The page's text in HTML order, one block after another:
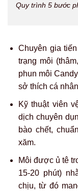
Quy trình 5 bước
Chuyên gia
trạng môi
phun môi
sở thích cá
Kỹ thuật viên
dịch chuyên
bào chết,
xăm.
Môi được ủ tê
15-20 phút)
chịu, từ đó